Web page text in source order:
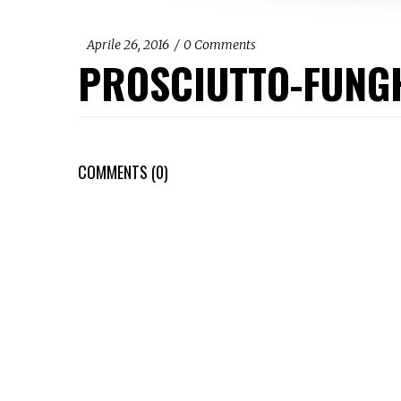
Aprile 26, 2016 0 Comments
PROSCIUTTO-
COMMENTS (0)